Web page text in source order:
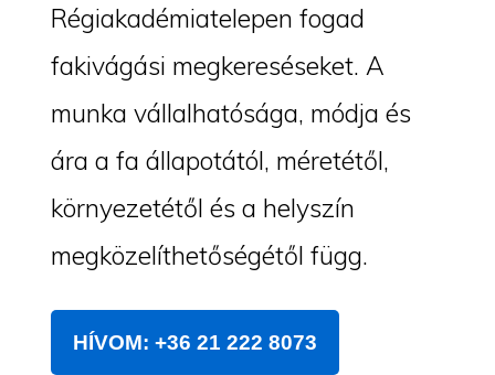
Régiakadémiatelepen fogad
fakivágási megkereséseket. A
munka vállalhatósága, módja és
ára a fa állapotától, méretétől,
környezetétől és a helyszín
megközelíthetőségétől függ.
HÍVOM: +36 21 222 8073